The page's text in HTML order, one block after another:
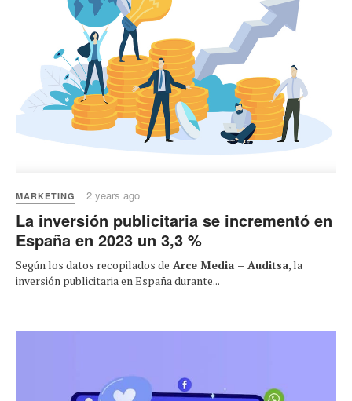
MARKETING 2 years ago
La inversión publicitaria se incrementó en
España en 2023 un 3,3 %
Según los datos recopilados de Arce Media – Auditsa, la
inversión publicitaria en España durante...